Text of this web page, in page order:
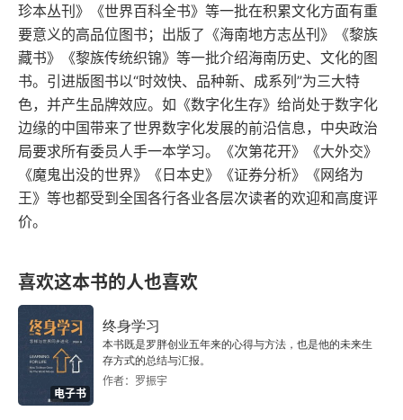
生命
41 公元1951年弗兰肯斯坦与心脏仪器
42 公元1967年布隆伯格与第一种癌症预防疫苗
43 公元1967年首例心脏移植手术
44 公元1972年来自古代中医的抗疟药物
45 公元1978年世界上第一个试管婴儿
46 公元1983年癌症的一级预防与二级预防
47 公元1998年MMR疫苗与自闭症——发现与学术
欺诈
48 公元2011年人体仿生部件
珍本丛刊》《世界百科全书》等一批在积累文化方面有重
要意义的高品位图书；出版了《海南地方志丛刊》《黎族
藏书》《黎族传统织锦》等一批介绍海南历史、文化的图
书。引进版图书以“时效快、品种新、成系列”为三大特
色，并产生品牌效应。如《数字化生存》给尚处于数字化
边缘的中国带来了世界数字化发展的前沿信息，中央政治
局要求所有委员人手一本学习。《次第花开》《大外交》
《魔鬼出没的世界》《日本史》《证券分析》《网络为
王》等也都受到全国各行各业各层次读者的欢迎和高度评
价。
喜欢这本书的人也喜欢
电子书
终身学习
本书既是罗胖创业五年来的心得与方法，也是他的未来生
存方式的总结与汇报。
作者：罗振宇